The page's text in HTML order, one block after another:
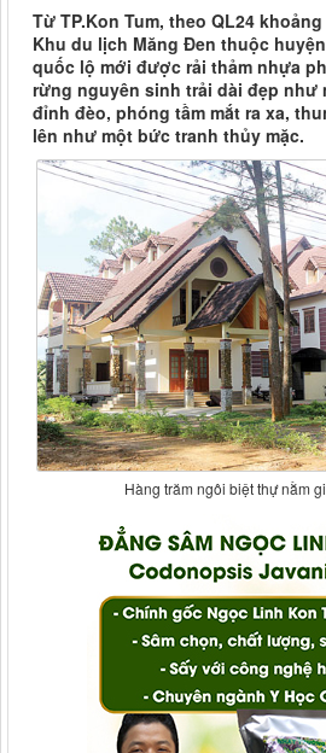
Từ TP.Kon Tum, theo QL24
Khu du lịch Măng Đen thuộc
quốc lộ mới được rải thảm nhựa
rừng nguyên sinh trải dài đẹp như
đỉnh đèo, phóng tầm mắt ra xa,
lên như một bức tranh thủy mặc.
Hàng trăm ngôi biệt thự nằm